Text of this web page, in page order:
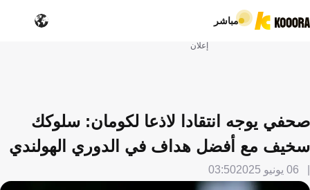
مباشر
إعلان
صحفي يوجه انتقادا لاذعا لكومان: سلوكك
سخيف مع أفضل هداف في الدوري الهولندي
06 يونيو 2025 03:50